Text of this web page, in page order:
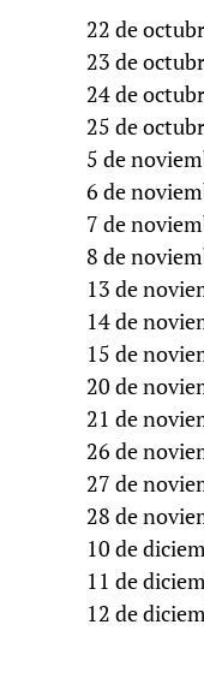
22 de
23 de
24 de
25 de
5 de
6 de
7 de
8 de
13 de
14 de
15 de
20 de
21 de
26 de
27 de
28 de
10 de
11 de
12 de